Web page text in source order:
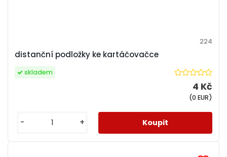
distanční podložky ke kartáčovačce
224
4 Kč
(0 EUR)
skladem
- +